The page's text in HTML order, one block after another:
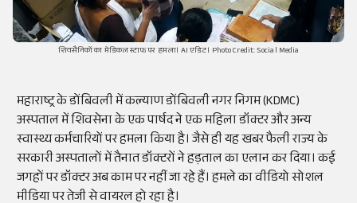
शिवसैनिकों का मेडिकल स्टाफ पर हमला। AI एडिट। Photo Credit: Social Media
महाराष्ट्र के डोंबिवली में कल्याण डोंबिवली नगर निगम (KDMC)
अस्पताल में शिवसेना के एक पार्षद ने एक महिला डॉक्टर और अन्य
स्वास्थ्य कर्मचारियों पर हमला किया है। जैसे ही यह खबर फैली राज्य के
सरकारी अस्पतालों में तैनात डॉक्टरों ने हड़ताल का एलान कर दिया। कई
जगहों पर डॉक्टर अब काम पर नहीं जा रहे हैं। हमले का वीडियो सोशल
मीडिया पर तेजी से वायरल हो रहा है।